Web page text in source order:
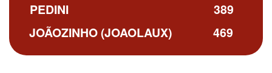
389
469
PEDINI
JOÃOZINHO (JOAOLAUX)